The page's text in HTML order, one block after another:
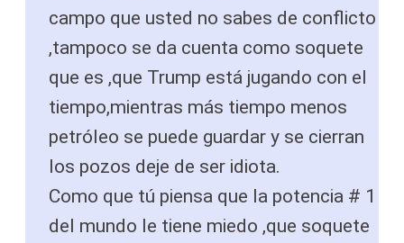
campo que usted no sabes de conflicto
,tampoco se da cuenta como soquete
que es ,que Trump está jugando con el
tiempo,mientras más tiempo menos
petróleo se puede guardar y se cierran
los pozos deje de ser idiota.
Como que tú piensa que la potencia # 1
del mundo le tiene miedo ,que soquete